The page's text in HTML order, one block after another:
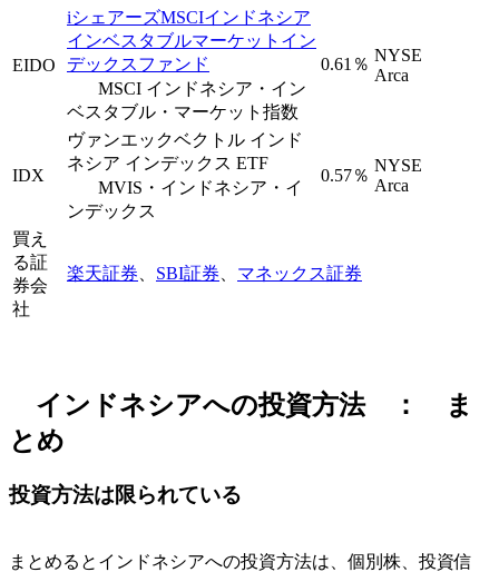
EIDO
iシェアーズMSCIインドネシア
インベスタブルマーケットイン
デックスファンド
MSCI インドネシア・イン
ベスタブル・マーケット指数
0.61％ NYSE
Arca
IDX
ヴァンエックベクトル インド
ネシア インデックス ETF
MVIS・インドネシア・イ
ンデックス
0.57％
NYSE
Arca
買え
る証
券会
社
楽天証券 SBI証券 マネックス証券
インドネシアへの投資方法 ： ま
とめ
投資方法は限られている
まとめるとインドネシアへの投資方法は、個別株、投資信